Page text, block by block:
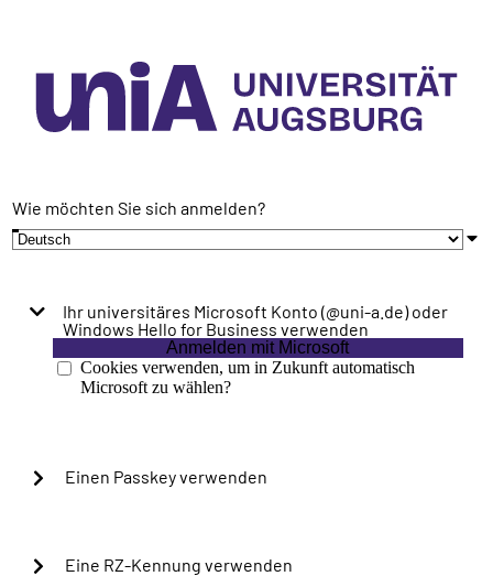
Wie möchten Sie sich anmelden?
Ihr universitäres Microsoft Konto (@uni-a.de) oder
Windows Hello for Business verwenden
Anmelden mit Microsoft
Cookies verwenden, um in Zukunft automatisch
Microsoft zu wählen?
Einen Passkey verwenden
Eine RZ-Kennung verwenden